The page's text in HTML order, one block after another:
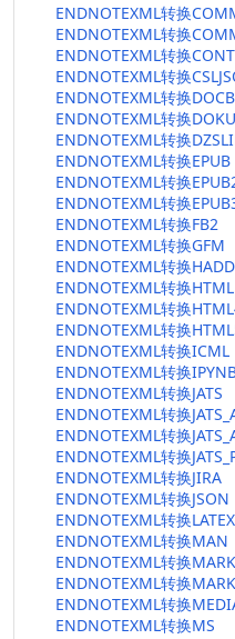
ENDNOTEXML转换
ENDNOTEXML转换
ENDNOTEXML转换
ENDNOTEXML转换
ENDNOTEXML转换
ENDNOTEXML转换
ENDNOTEXML转换
ENDNOTEXML转换EPUB
ENDNOTEXML转换
ENDNOTEXML转换
ENDNOTEXML转换FB2
ENDNOTEXML转换GFM
ENDNOTEXML转换
ENDNOTEXML转换HTML
ENDNOTEXML转换
ENDNOTEXML转换
ENDNOTEXML转换ICML
ENDNOTEXML转换
ENDNOTEXML转换JATS
ENDNOTEXML转换
ENDNOTEXML转换
ENDNOTEXML转换
ENDNOTEXML转换JIRA
ENDNOTEXML转换JSON
ENDNOTEXML转换LATEX
ENDNOTEXML转换MAN
ENDNOTEXML转换
ENDNOTEXML转换
ENDNOTEXML转换
ENDNOTEXML转换MS